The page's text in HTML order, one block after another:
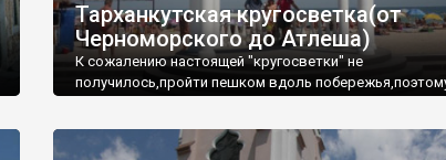
Тарханкутская кругосветка(от
Черноморского до Атлеша)
К сожалению настоящей "кругосветки" не
получилось,пройти пешком вдоль